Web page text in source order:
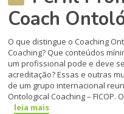
Coach
O que distingue o Coaching
Coaching? Que conteúdos
um profissional pode e deve
acreditação? Essas e outras
de um grupo internacional
Ontological Coaching – FICOP.
leia mais